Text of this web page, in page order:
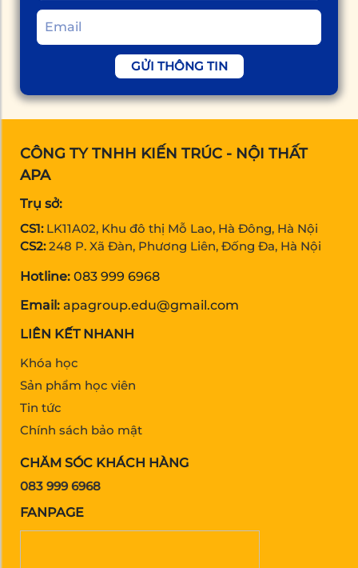
GỬI THÔNG TIN
CÔNG TY TNHH KIẾN TRÚC - NỘI THẤT
APA
Trụ sở:
CS1: LK11A02, Khu đô thị Mỗ Lao, Hà Đông, Hà Nội
CS2: 248 P. Xã Đàn, Phương Liên, Đống Đa, Hà Nội
Hotline: 083 999 6968
Email: apagroup.edu@gmail.com
LIÊN KẾT NHANH
Khóa học
Sản phẩm học viên
Tin tức
Chính sách bảo mật
CHĂM SÓC KHÁCH HÀNG
083 999 6968
FANPAGE